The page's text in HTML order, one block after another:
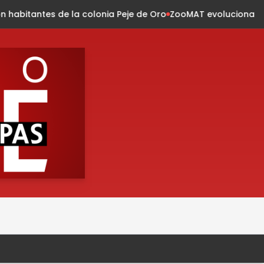
Peje de Oro ZooMAT evoluciona: conservación,